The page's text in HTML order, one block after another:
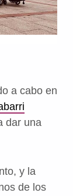
a cabo en
dar una
y la
de los